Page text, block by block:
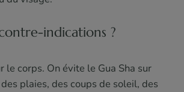
indications ?
le corps. On évite le Gua Sha sur
plaies, des coups de soleil, des